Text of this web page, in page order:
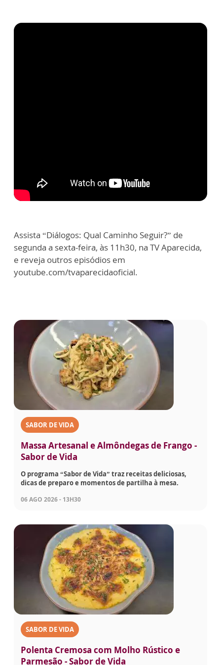
Assista “Diálogos: Qual Caminho Seguir?” de
segunda a sexta-feira, às 11h30, na TV Aparecida,
e reveja outros episódios em
youtube.com/tvaparecidaoficial.
SABOR DE VIDA
Massa Artesanal e Almôndegas de Frango -
Sabor de Vida
O programa “Sabor de Vida” traz receitas deliciosas,
dicas de preparo e momentos de partilha à mesa.
06 AGO 2026 - 13H30
SABOR DE VIDA
Polenta Cremosa com Molho Rústico e
Parmesão - Sabor de Vida